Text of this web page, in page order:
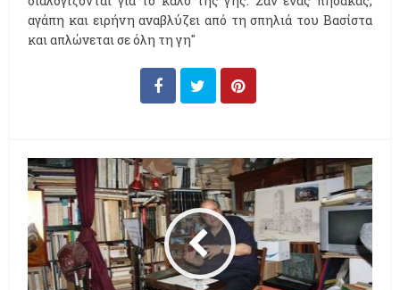
αγάπη και ειρήνη αναβλύζει από τη σπηλιά του Βασίστα
και απλώνεται σε όλη τη γη"